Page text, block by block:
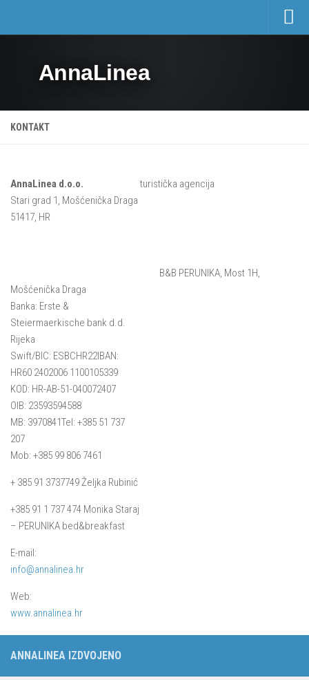
Turizam
Hoteli
Nekretnine
Aktivnosti i događaji
Mošćenička Draga i okolica
Brseč
Kraj
O nama
Kontakt
AnnaLinea
KONTAKT
AnnaLinea d.o.o.
turistička agencija
Stari grad 1, Mošćenička Draga
51417, HR
B&B PERUNIKA, Most 1H,
Mošćenička Draga
Banka: Erste &
Steiermaerkische bank d.d.
Rijeka
Swift/BIC: ESBCHR22IBAN:
HR60 2402006 1100105339
KOD: HR-AB-51-040072407
OIB: 23593594588
MB: 3970841Tel: +385 51 737
207
Mob: +385 99 806 7461
+ 385 91 3737749 Željka Rubinić
+385 91 1 737 474 Monika Staraj
– PERUNIKA bed&breakfast
E-mail:
info@annalinea.hr
Web:
www.annalinea.hr
ANNALINEA IZDVOJENO